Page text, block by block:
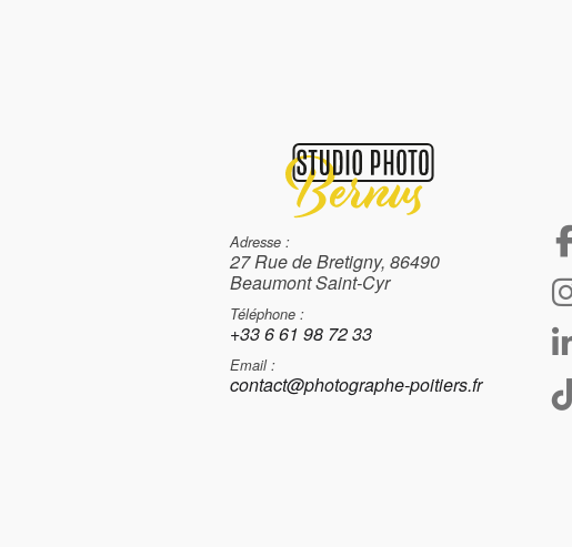
Adresse :
27 Rue de Bretigny, 86490
Beaumont Saint-Cyr
Téléphone :
+33 6 61 98 72 33
Email :
contact@photographe-poitiers.fr